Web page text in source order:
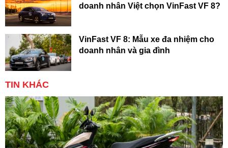
doanh nhân Việt chọn VinFast VF 8?
VinFast VF 8: Mẫu xe đa nhiệm cho
doanh nhân và gia đình
TIN KHÁC